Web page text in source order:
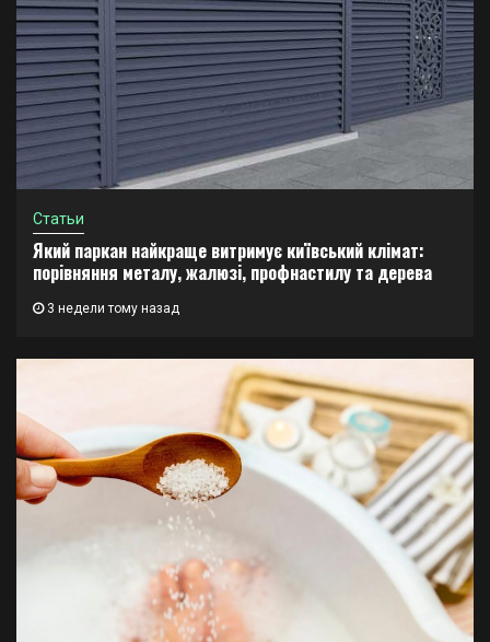
Статьи
Який паркан найкраще витримує київський клімат:
порівняння металу, жалюзі, профнастилу та дерева
3 недели тому назад